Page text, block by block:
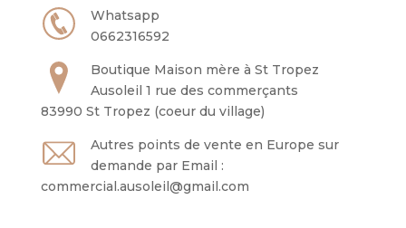
Whatsapp
0662316592
Boutique Maison mère à St Tropez
Ausoleil 1 rue des commerçants
83990 St Tropez (coeur du village)
Autres points de vente en Europe sur
demande par Email :
commercial.ausoleil@gmail.com